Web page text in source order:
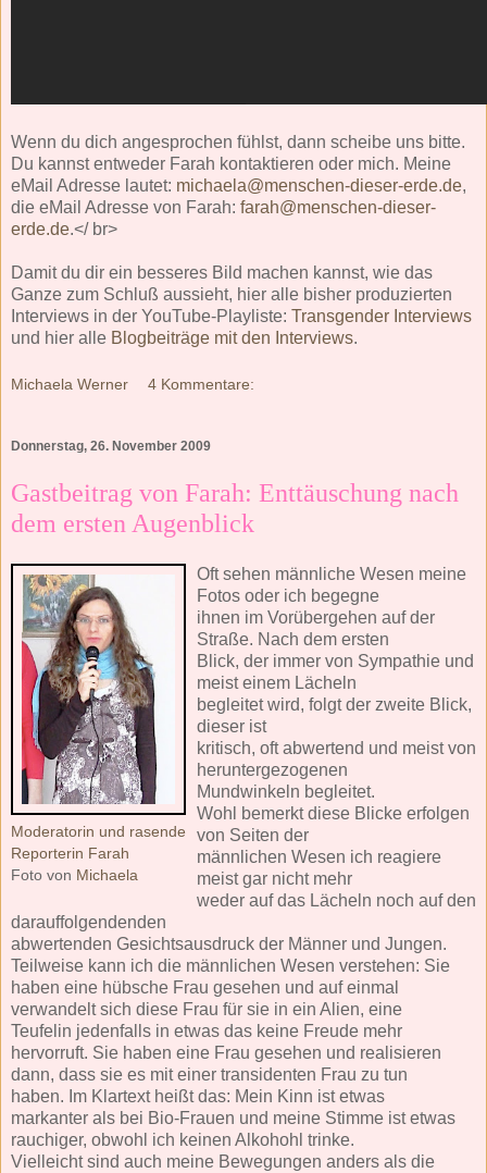
Wenn du dich angesprochen fühlst, dann scheibe uns bitte.
Du kannst entweder Farah kontaktieren oder mich. Meine
eMail Adresse lautet: michaela@menschen-dieser-erde.de,
die eMail Adresse von Farah: farah@menschen-dieser-
erde.de.</ br>
Damit du dir ein besseres Bild machen kannst, wie das
Ganze zum Schluß aussieht, hier alle bisher produzierten
Interviews in der YouTube-Playliste: Transgender Interviews
und hier alle Blogbeiträge mit den Interviews.
Michaela Werner 4 Kommentare:
Donnerstag, 26. November 2009
Gastbeitrag von Farah: Enttäuschung nach
dem ersten Augenblick
Moderatorin und rasende
Reporterin Farah
Foto von Michaela
Oft sehen männliche Wesen meine
Fotos oder ich begegne
ihnen im Vorübergehen auf der
Straße. Nach dem ersten
Blick, der immer von Sympathie und
meist einem Lächeln
begleitet wird, folgt der zweite Blick,
dieser ist
kritisch, oft abwertend und meist von
heruntergezogenen
Mundwinkeln begleitet.
Wohl bemerkt diese Blicke erfolgen
von Seiten der
männlichen Wesen ich reagiere
meist gar nicht mehr
weder auf das Lächeln noch auf den
darauffolgendenden
abwertenden Gesichtsausdruck der Männer und Jungen.
Teilweise kann ich die männlichen Wesen verstehen: Sie
haben eine hübsche Frau gesehen und auf einmal
verwandelt sich diese Frau für sie in ein Alien, eine
Teufelin jedenfalls in etwas das keine Freude mehr
hervorruft. Sie haben eine Frau gesehen und realisieren
dann, dass sie es mit einer transidenten Frau zu tun
haben. Im Klartext heißt das: Mein Kinn ist etwas
markanter als bei Bio-Frauen und meine Stimme ist etwas
rauchiger, obwohl ich keinen Alkohohl trinke.
Vielleicht sind auch meine Bewegungen anders als die